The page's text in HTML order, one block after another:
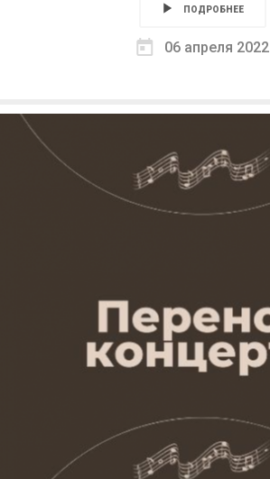
ПОДРОБНЕЕ
06 апреля 2022